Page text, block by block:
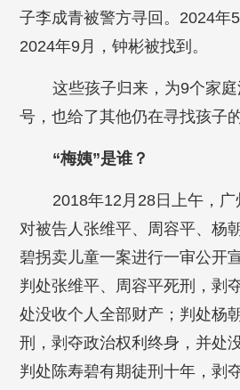
子李成青被警方寻回。2024年
2024年9月，钟彬被找到。
这些孩子归来，为9个家
号，也给了其他仍在寻找孩子
“梅姨”是谁？
2018年12月28日上午，
对被告人张维平、周容平、杨
碧拐卖儿童一案进行一审公开
判处张维平、周容平死刑，剥
处没收个人全部财产；判处杨
刑，剥夺政治权利终身，并处
判处陈寿碧有期徒刑十年，剥